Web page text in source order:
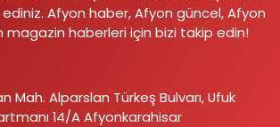
Afyon haber, Afyon güncel, Afyon
magazin haberleri için bizi takip edin!
Mah. Alparslan Türkeş Bulvarı, Ufuk
14/A Afyonkarahisar